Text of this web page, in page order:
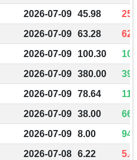
2026-07-09 45.98
2026-07-09 63.28
2026-07-09 100.30
2026-07-09 380.00
2026-07-09 78.64
2026-07-09 38.00
2026-07-09 8.00
2026-07-08 6.22